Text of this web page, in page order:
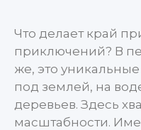
Что делает край
приключений? В
же, это
под землей, на
деревьев. Здесь
масштабности.